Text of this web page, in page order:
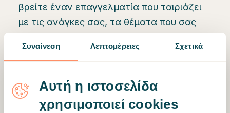
Συναίνεση Λεπτομέρειες Σχετικά
Αυτή η ιστοσελίδα
χρησιμοποιεί cookies
βρείτε έναν επαγγελματία που ταιριάζει
με τις ανάγκες σας, τα θέματα που σας
προσέγγιση που προτιμάτε.